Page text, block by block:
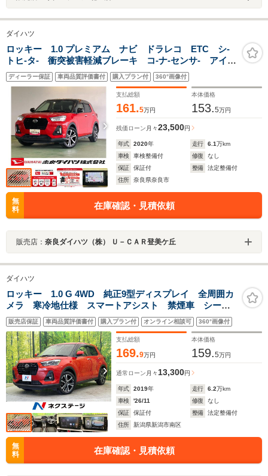
ダイハツ
ロッキー 1.0 プレミアム ナビ ドラレコ ETC シ-
トヒ-タ- 衝突被害軽減ブレーキ コ-ナ-センサ- アイド
リングストップ機能 プッシュボタンスタ-ト テレビキ
ャンセラー パノラマモニタ-
ディーラー保証 車両品質評価書付 購入プラン付 360°画像付
支払総額
161.5万円
本体価格
153.5万円
残価ローン 月々23,500円
年式 2020年 走行 6.1万km
車検
車検整備付 修復
なし
保証
保証付 整備
法定整備付
住所
奈良県奈良市
無
料
在庫確認・見積依頼
販売店： 奈良ダイハツ（株） Ｕ－ＣＡＲ登美ケ丘
ダイハツ
ロッキー 1.0 G 4WD 純正9型ディスプレイ 全周囲カ
メラ 寒冷地仕様 スマートアシスト 禁煙車 シート
ヒーター クリアランスソナー ブラインドスポットモ
ニター スマートキー LEDヘッド ETC 純正17イン
チAW
販売店保証 車両品質評価書付 購入プラン付 オンライン相談可 360°画像付
支払総額
169.9万円
本体価格
159.5万円
通常ローン 月々13,300円
年式 2019年 走行 6.2万km
車検
'26/11 修復
なし
保証
保証付 整備
法定整備付
住所
新潟県新潟市南区
無
料
在庫確認・見積依頼